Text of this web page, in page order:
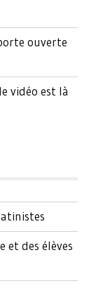
ouverte
vidéo est là
et des élèves